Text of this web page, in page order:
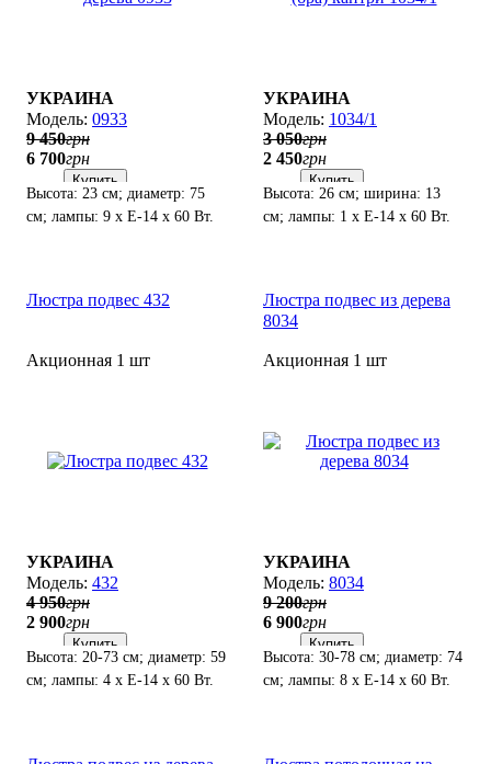
УКРАИНА
0933
9 450грн
6 700грн
Купить
Высота: 23 см; диаметр: 75
см; лампы: 9 х Е-14 х 60 Вт.
УКРАИНА
1034/1
3 050грн
2 450грн
Купить
Высота: 26 см; ширина: 13
см; лампы: 1 х Е-14 х 60 Вт.
Люстра подвес 432
Акционная 1 шт
УКРАИНА
432
4 950грн
2 900грн
Купить
Высота: 20-73 см; диаметр: 59
см; лампы: 4 х Е-14 х 60 Вт.
Люстра подвес из дерева
8034
Акционная 1 шт
УКРАИНА
8034
9 200грн
6 900грн
Купить
Высота: 30-78 см; диаметр: 74
см; лампы: 8 х Е-14 х 60 Вт.